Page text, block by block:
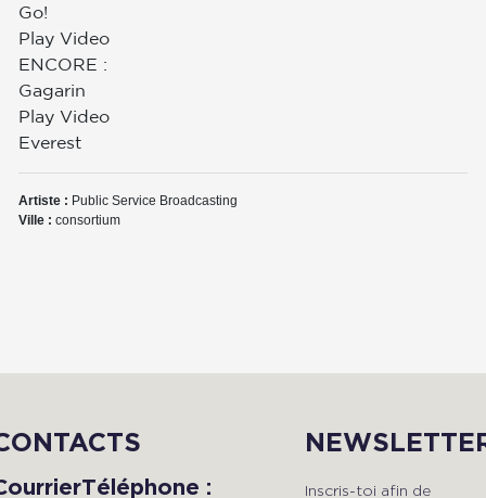
Go!
Play Video
ENCORE :
Gagarin
Play Video
Everest
Artiste : Public Service Broadcasting
Ville : consortium
Téléphone : Inscris-toi afin de